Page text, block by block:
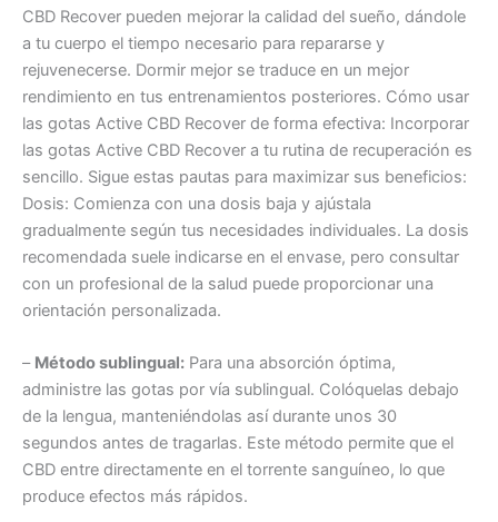
CBD Recover pueden mejorar la calidad del sueño, dándole
a tu cuerpo el tiempo necesario para repararse y
rejuvenecerse. Dormir mejor se traduce en un mejor
rendimiento en tus entrenamientos posteriores. Cómo usar
las gotas Active CBD Recover de forma efectiva: Incorporar
las gotas Active CBD Recover a tu rutina de recuperación es
sencillo. Sigue estas pautas para maximizar sus beneficios:
Dosis: Comienza con una dosis baja y ajústala
gradualmente según tus necesidades individuales. La dosis
recomendada suele indicarse en el envase, pero consultar
con un profesional de la salud puede proporcionar una
orientación personalizada.
– Método sublingual: Para una absorción óptima,
administre las gotas por vía sublingual. Colóquelas debajo
de la lengua, manteniéndolas así durante unos 30
segundos antes de tragarlas. Este método permite que el
CBD entre directamente en el torrente sanguíneo, lo que
produce efectos más rápidos.